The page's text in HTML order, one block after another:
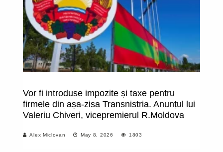
Vor fi introduse impozite și taxe pentru
firmele din așa-zisa Transnistria. Anunțul lui
Valeriu Chiveri, vicepremierul R.Moldova
Alex Miclovan May 8, 2026 1803